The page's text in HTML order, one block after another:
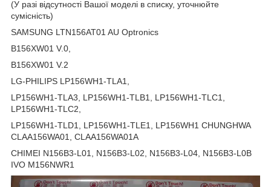
(У разі відсутності Вашої моделі в списку, уточнюйте
сумісність)
SAMSUNG LTN156AT01 AU Optronics
B156XW01 V.0,
B156XW01 V.2
LG-PHILIPS LP156WH1-TLA1,
LP156WH1-TLA3, LP156WH1-TLB1, LP156WH1-TLC1,
LP156WH1-TLC2,
LP156WH1-TLD1, LP156WH1-TLE1, LP156WH1 CHUNGHWA
CLAA156WA01, CLAA156WA01A
CHIMEI N156B3-L01, N156B3-L02, N156B3-L04, N156B3-L0B
IVO M156NWR1